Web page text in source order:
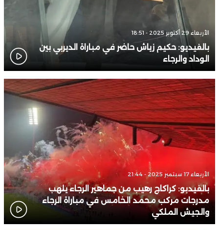
الأربعاء 29 أكتوبر 2025 - 18:51
بالفيديو: حكيم زياش حاضر في مباراة الديربي بين
الوداد والرجاء
الأربعاء 17 سبتمبر 2025 - 21:44
بالفيدبو: كراكاج رهيب من جماهير الرجاء يلهب
مدرجات مركب محمد الخامس في مباراة الرجاء
والجيش الملكي